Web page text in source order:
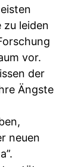
zu leiden
vor.
der
Ängste
neuen